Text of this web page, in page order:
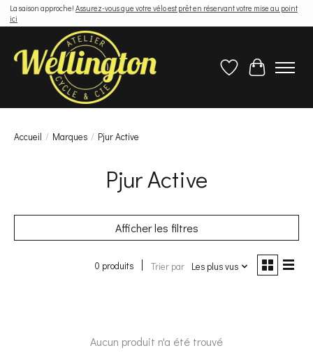
La saison approche! Assurez-vous que votre vélo est prêt en réservant votre mise au point
ici
Liste de souhaits
Panier
Accueil / Marques / Pjur Active
Pjur Active
Afficher les filtres
0 produits Trier par Les plus vus
Aucun produit n'a été trouvé